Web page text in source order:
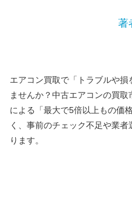
著
エアコン買取で「トラブルや
ませんか？中古エアコンの買
による「最大で5倍以上もの価
く、事前のチェック不足や業
ります。